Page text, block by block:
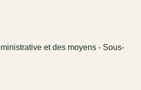
et des moyens - Sous-